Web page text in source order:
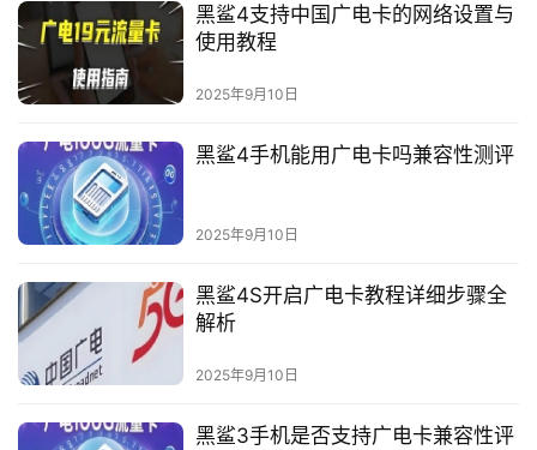
流
卡
宽
带
身
W
F
黑鲨4支持中国广电卡的网络设置与
使用教程
2025年9月10日
黑鲨4手机能用广电卡吗兼容性测评
2025年9月10日
黑鲨4S开启广电卡教程详细步骤全
解析
2025年9月10日
黑鲨3手机是否支持广电卡兼容性评